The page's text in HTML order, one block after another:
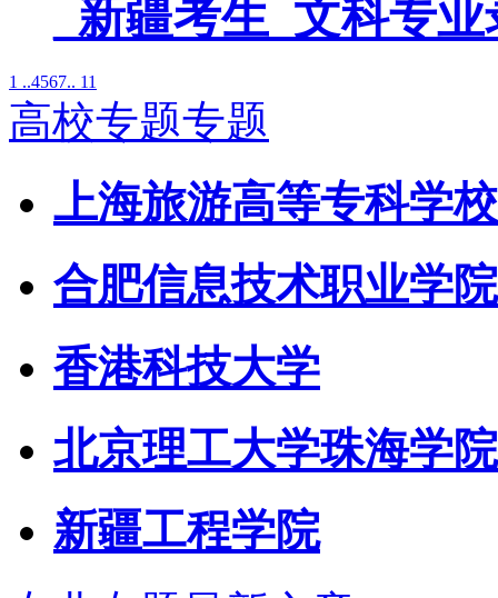
_新疆考生_文科专
1 ..4567.. 11
高校专题专题
上海旅游高等专科学校
合肥信息技术职业学院
香港科技大学
北京理工大学珠海学院
新疆工程学院